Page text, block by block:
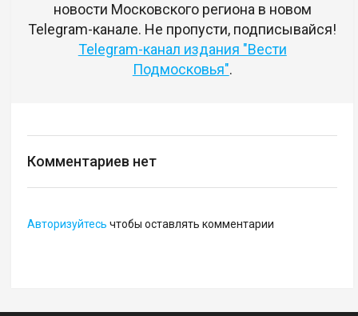
новости Московского региона в новом
Telegram-канале. Не пропусти, подписывайся!
Telegram-канал издания "Вести
Подмосковья".
Комментариев нет
Авторизуйтесь чтобы оставлять комментарии